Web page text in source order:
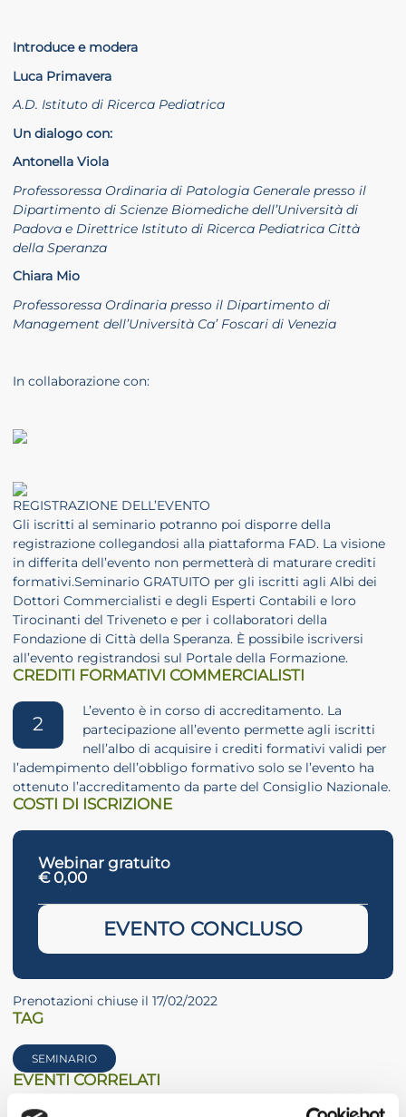
Introduce e modera
Luca Primavera
A.D. Istituto di Ricerca Pediatrica
Un dialogo con:
Antonella Viola
Professoressa Ordinaria di Patologia Generale presso il
Dipartimento di Scienze Biomediche dell’Università di
Padova e Direttrice Istituto di Ricerca Pediatrica Città
della Speranza
Chiara Mio
Professoressa Ordinaria presso il Dipartimento di
Management dell’Università Ca’ Foscari di Venezia
In collaborazione con:
REGISTRAZIONE DELL’EVENTO
Gli iscritti al seminario potranno poi disporre della
registrazione collegandosi alla piattaforma FAD. La visione
in differita dell’evento non permetterà di maturare crediti
formativi.Seminario GRATUITO per gli iscritti agli Albi dei
Dottori Commercialisti e degli Esperti Contabili e loro
Tirocinanti del Triveneto e per i collaboratori della
Fondazione di Città della Speranza. È possibile iscriversi
all’evento registrandosi sul Portale della Formazione.
CREDITI FORMATIVI COMMERCIALISTI
2
L’evento è in corso di accreditamento. La
partecipazione all’evento permette agli iscritti
nell’albo di acquisire i crediti formativi validi per
l’adempimento dell’obbligo formativo solo se l’evento ha
ottenuto l’accreditamento da parte del Consiglio Nazionale.
COSTI DI ISCRIZIONE
Webinar gratuito
€ 0,00
EVENTO CONCLUSO
Prenotazioni chiuse il 17/02/2022
TAG
SEMINARIO
EVENTI CORRELATI